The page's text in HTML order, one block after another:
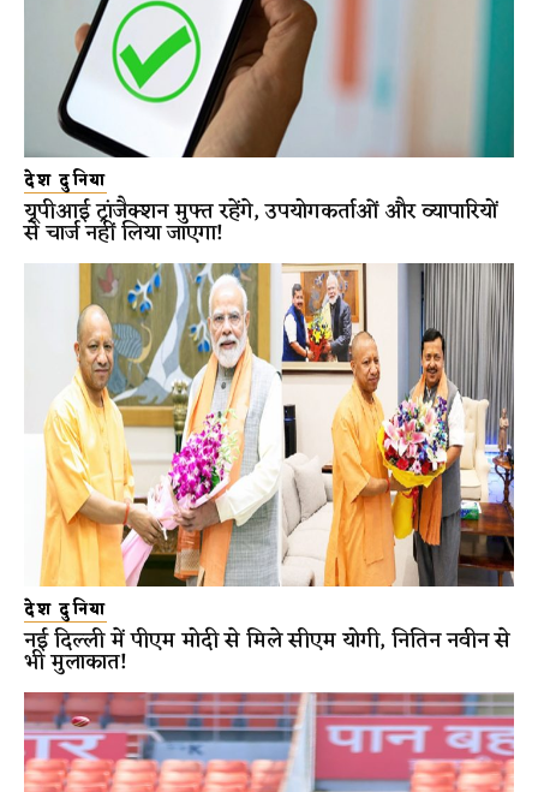
देश दुनिया
यूपीआई ट्रांजैक्शन मुफ्त रहेंगे, उपयोगकर्ताओं और व्यापारियों
से चार्ज नहीं लिया जाएगा!
देश दुनिया
नई दिल्ली में पीएम मोदी से मिले सीएम योगी, नितिन नवीन से
भी मुलाकात!